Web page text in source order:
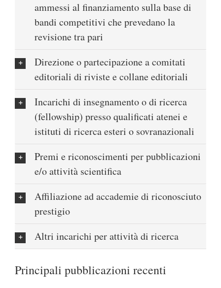
ammessi al finanziamento sulla base di
bandi competitivi che prevedano la
revisione tra pari
Direzione o partecipazione a comitati
editoriali di riviste e collane editoriali
Incarichi di insegnamento o di ricerca
(fellowship) presso qualificati atenei e
istituti di ricerca esteri o sovranazionali
Premi e riconoscimenti per pubblicazioni
e/o attività scientifica
Affiliazione ad accademie di riconosciuto
prestigio
Altri incarichi per attività di ricerca
Principali pubblicazioni recenti